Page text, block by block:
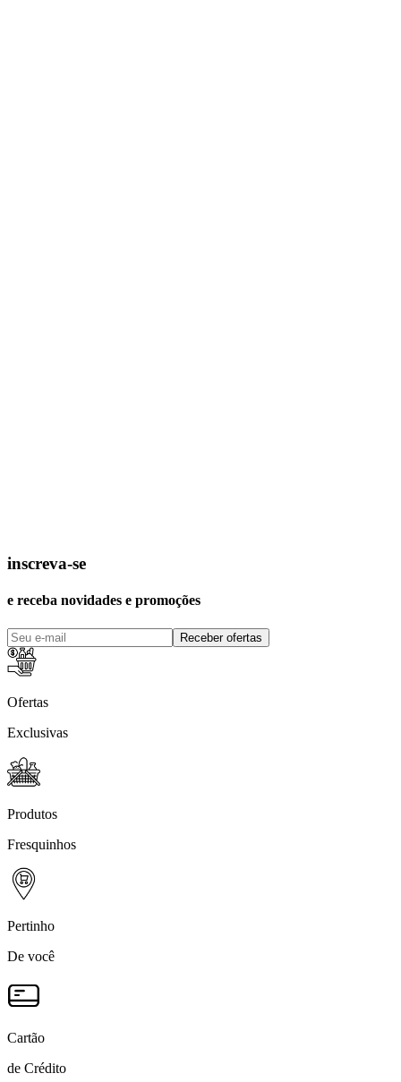
inscreva-se
e receba novidades e promoções
Receber ofertas
Ofertas
Exclusivas
Produtos
Fresquinhos
Pertinho
De você
Cartão
de Crédito